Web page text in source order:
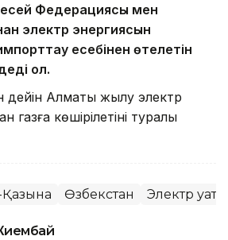
Федерациясы мен
электр энергиясын
есебінен өтелетін
ол.
дейін Алматы жылу электр
газға көшірілетіні туралы
Қазына Өзбекстан Электр қуаты